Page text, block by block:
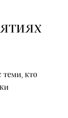
теми, кто